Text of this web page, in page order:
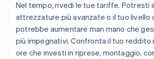
Nel tempo, rivedi le tue tariffe. Potresti
attrezzature più avanzate o il tuo livello
potrebbe aumentare man mano che
più impegnativi. Confronta il tuo reddito
ore che investi in riprese, montaggio,